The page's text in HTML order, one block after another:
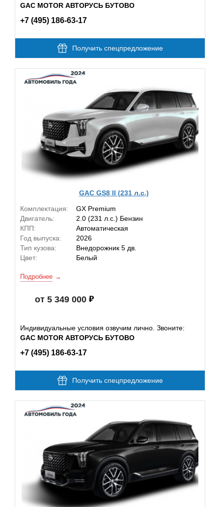
GAC MOTOR АВТОРУСЬ БУТОВО
+7 (495) 186-63-17
Получить спецпредложение
GAC GS8 II (231 л.с.)
Комплектация:
GX Premium
Двигатель:
2.0 (231 л.с.) Бензин
КПП:
Автоматическая
Год выпуска:
2026
Тип кузова:
Внедорожник 5 дв.
Цвет:
Белый
Подробнее
от 5 349 000
Индивидуальные условия озвучим лично. Звоните:
GAC MOTOR АВТОРУСЬ БУТОВО
+7 (495) 186-63-17
Получить спецпредложение